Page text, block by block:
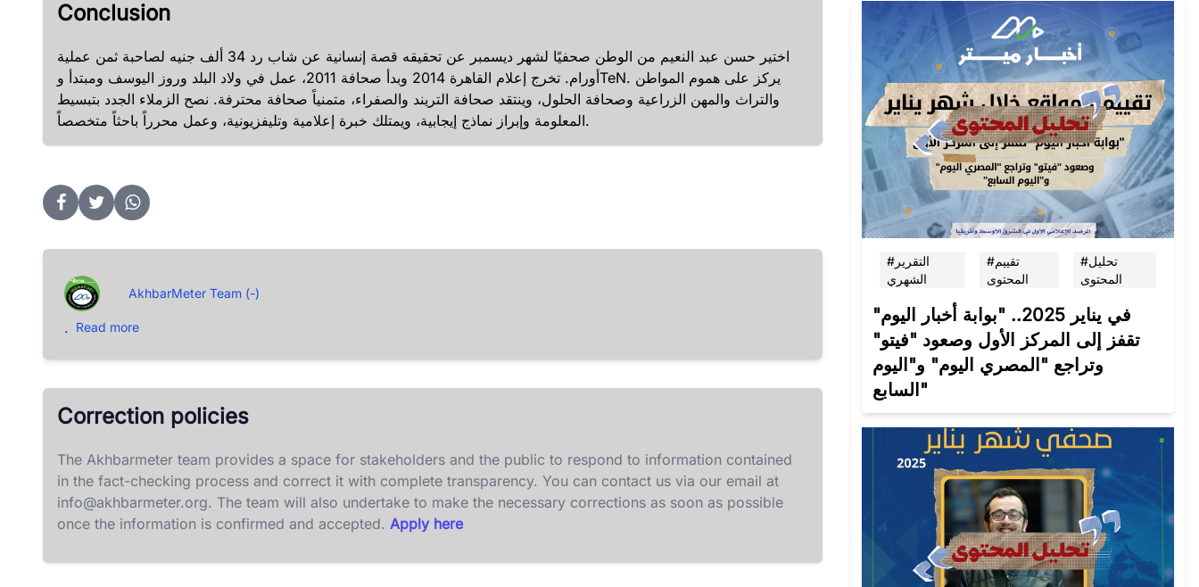
Conclusion
اختير حسن عبد النعيم من الوطن صحفيًا لشهر ديسمبر عن تحقيقه قصة إنسانية عن شاب رد 34 ألف جنيه لصاحبة ثمن عملية
أورام. تخرج إعلام القاهرة 2014 وبدأ صحافة 2011، عمل في ولاد البلد وروز اليوسف ومبتدأ وTeN. يركز على هموم المواطن
والتراث والمهن الزراعية وصحافة الحلول، وينتقد صحافة التريند والصفراء، متمنياً صحافة محترفة. نصح الزملاء الجدد بتبسيط
المعلومة وإبراز نماذج إيجابية، ويمتلك خبرة إعلامية وتليفزيونية، وعمل محرراً باحثاً متخصصاً.
AkhbarMeter Team (-)
. Read more
Correction policies
The Akhbarmeter team provides a space for stakeholders and the public to respond to information contained
in the fact-checking process and correct it with complete transparency. You can contact us via our email at
info@akhbarmeter.org. The team will also undertake to make the necessary corrections as soon as possible
once the information is confirmed and accepted. Apply here
#التقرير
الشهري
#تقييم
المحتوى
#تحليل
المحتوى
في يناير 2025.. "بوابة أخبار اليوم"
تقفز إلى المركز الأول وصعود "فيتو"
وتراجع "المصري اليوم" و"اليوم
السابع"